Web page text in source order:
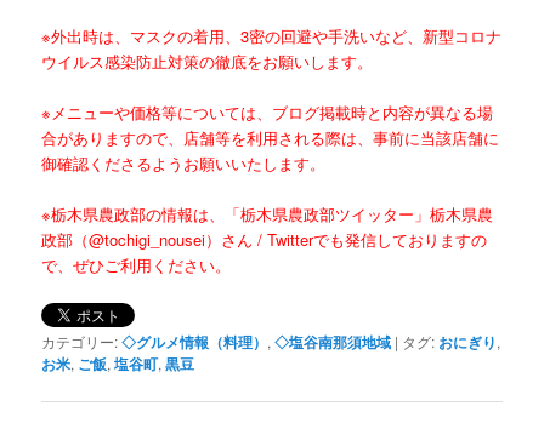
※外出時は、マスクの着用、3密の回避や手洗いなど、新型コロナ
ウイルス感染防止対策の徹底をお願いします。
※メニューや価格等については、ブログ掲載時と内容が異なる場
合がありますので、店舗等を利用される際は、事前に当該店舗に
御確認くださるようお願いいたします。
※栃木県農政部の情報は、「栃木県農政部ツイッター」栃木県農
政部（@tochigi_nousei）さん / Twitterでも発信しておりますの
で、ぜひご利用ください。
カテゴリー:◇グルメ情報（料理） ,◇塩谷南那須地域 | タグ: おにぎり,
お米, ご飯,塩谷町,黒豆